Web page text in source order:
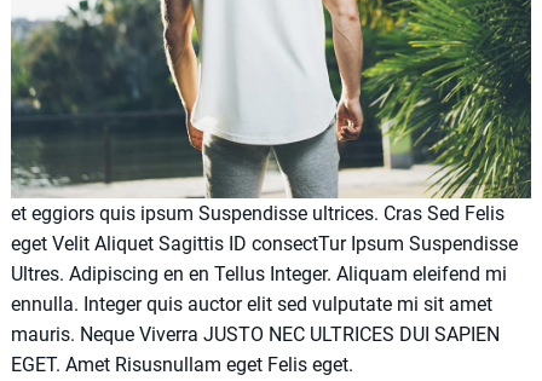
et eggiors quis ipsum Suspendisse ultrices. Cras Sed Felis
eget Velit Aliquet Sagittis ID consectTur Ipsum Suspendisse
Ultres. Adipiscing en en Tellus Integer. Aliquam eleifend mi
ennulla. Integer quis auctor elit sed vulputate mi sit amet
mauris. Neque Viverra JUSTO NEC ULTRICES DUI SAPIEN
EGET. Amet Risusnullam eget Felis eget.